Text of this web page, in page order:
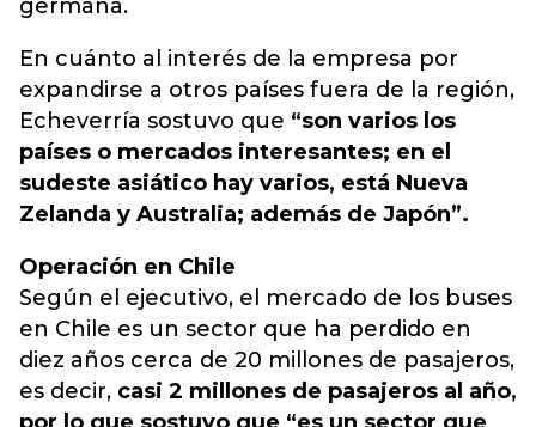
germana.
En cuánto al interés de la empresa por
expandirse a otros países fuera de la región,
Echeverría sostuvo que “son varios los
países o mercados interesantes; en el
sudeste asiático hay varios, está Nueva
Zelanda y Australia; además de Japón”.
Operación en Chile
Según el ejecutivo, el mercado de los buses
en Chile es un sector que ha perdido en
diez años cerca de 20 millones de pasajeros,
es decir, casi 2 millones de pasajeros al año,